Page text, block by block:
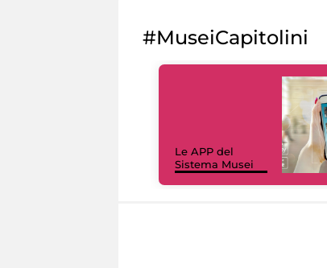
#MuseiCapitolini
Le APP del
Sistema Musei